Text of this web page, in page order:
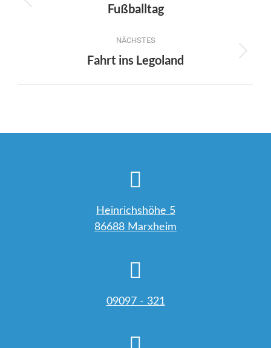
Vorheriger
Fußballtag
NÄCHSTES
Nächster
Fahrt ins Legoland
Heinrichshöhe 5
86688 Marxheim
09097 - 321